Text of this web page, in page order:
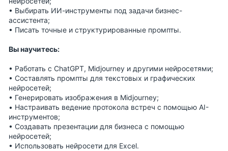
• Выбирать ИИ-инструменты под задачи бизнес-
ассистента;
• Писать точные и структурированные промпты.
Вы научитесь:
• Работать с ChatGPT, Midjourney и другими нейросетями;
• Составлять промпты для текстовых и графических
нейросетей;
• Генерировать изображения в Midjourney;
• Настраивать ведение протокола встреч с помощью AI-
инструментов;
• Создавать презентации для бизнеса с помощью
нейросетей;
• Использовать нейросети для Excel.